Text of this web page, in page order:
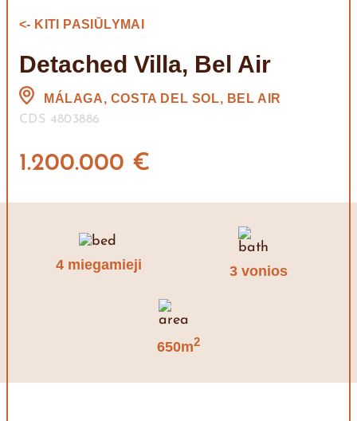
<- KITI PASIŪLYMAI
Detached Villa, Bel Air
MÁLAGA, COSTA DEL SOL, BEL AIR
CDS 4803886
1.200.000 €
4 miegamieji 3 vonios
650m2